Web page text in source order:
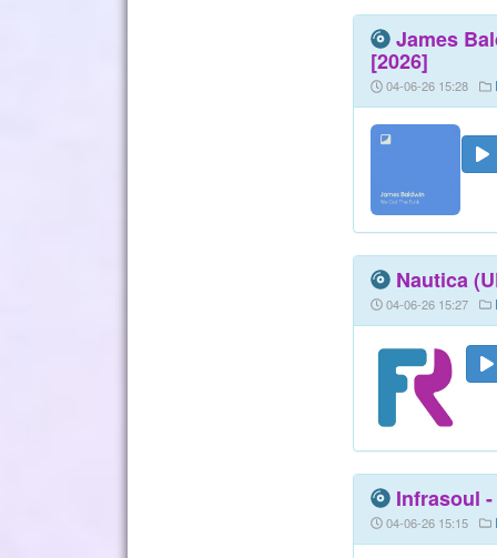
James
[2026]
04-06-26 15:28
Nautica
04-06-26 15:27
Infrasoul
04-06-26 15:15